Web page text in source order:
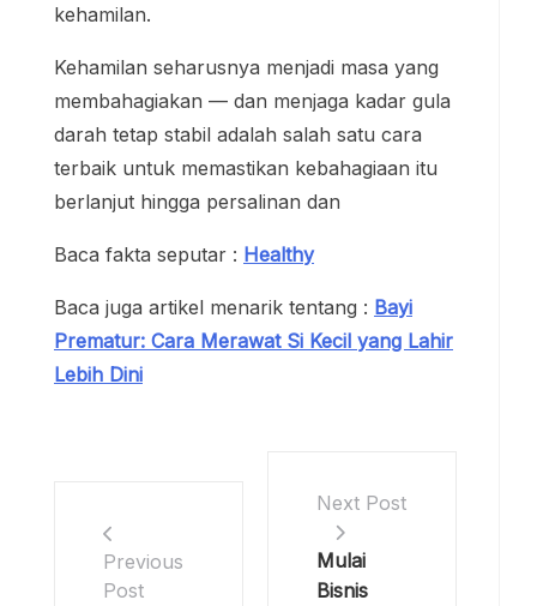
kehamilan.
Kehamilan seharusnya menjadi masa yang
membahagiakan — dan menjaga kadar gula
darah tetap stabil adalah salah satu cara
terbaik untuk memastikan kebahagiaan itu
berlanjut hingga persalinan dan
Baca fakta seputar : Healthy
Baca juga artikel menarik tentang : Bayi
Prematur: Cara Merawat Si Kecil yang Lahir
Lebih Dini
Previous
Post
Next Post
Mulai
Bisnis